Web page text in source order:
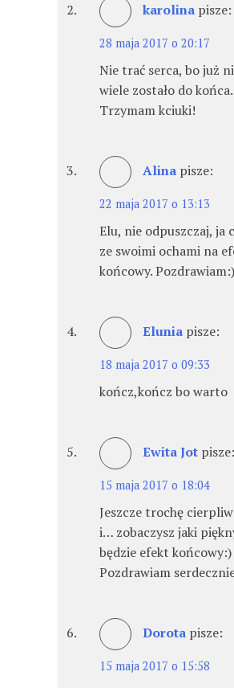
karolina pisze:
28 maja 2017 o 20:17
Nie trać serca, bo już
wiele zostało do końca.
Trzymam kciuki!
Alina pisze:
22 maja 2017 o 13:13
Elu, nie odpuszczaj, ja
ze swoimi ochami na
końcowy.
Elunia pisze:
18 maja 2017 o 09:33
kończ,kończ bo warto
Ewita Jot pisze:
15 maja 2017 o 18:04
Jeszcze trochę
i… zobaczysz jaki
będzie efekt końcowy:)
Pozdrawiam
Dorota pisze:
15 maja 2017 o 15:58